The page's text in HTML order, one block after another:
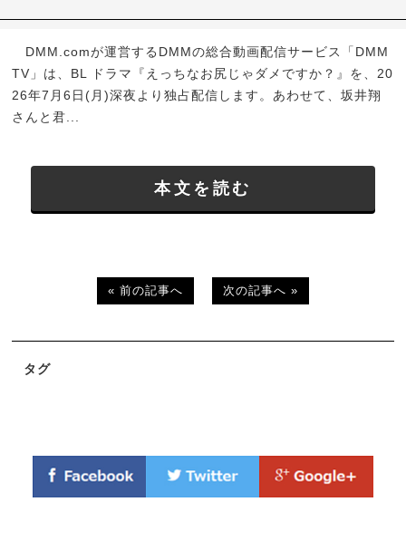
DMM.comが運営するDMMの総合動画配信サービス「DMM
TV」は、BL ドラマ『えっちなお尻じゃダメですか？』を、20
26年7月6日(月)深夜より独占配信します。あわせて、坂井翔
さんと君...
本文を読む
« 前の記事へ 次の記事へ »
タグ